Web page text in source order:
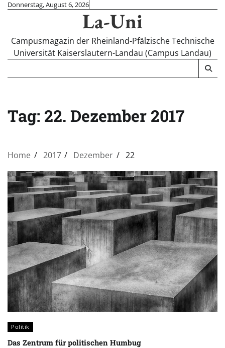
SkipDonnerstag, August 6, 2026
La-Uni
Campusmagazin der Rheinland-Pfälzische Technische
Universität Kaiserslautern-Landau (Campus Landau)
Tag: 22. Dezember 2017
Home 2017 Dezember 22
Politik
Das Zentrum für politischen Humbug